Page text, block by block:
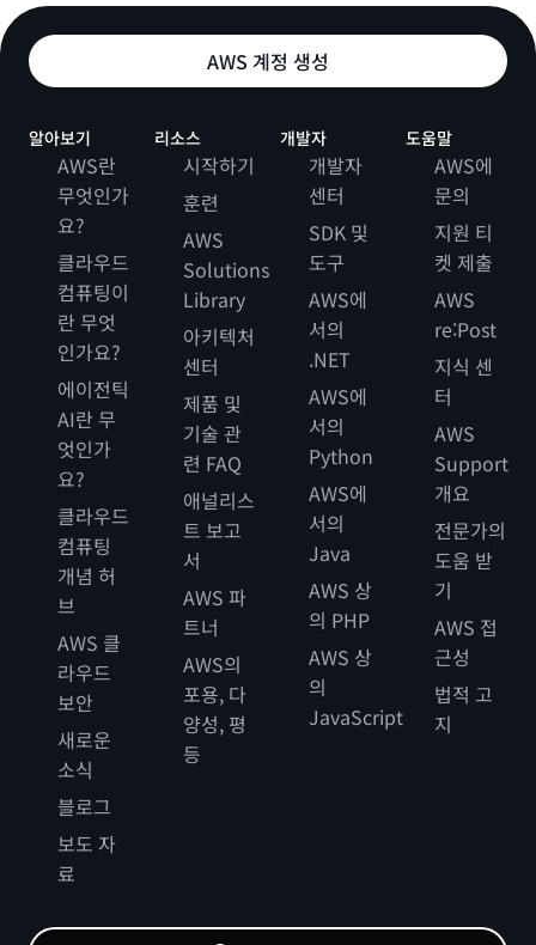
AWS 계정 생성
알아보기
AWS란
무엇인가
요?
클라우드
컴퓨팅이
란 무엇
인가요?
에이전틱
AI란 무
엇인가
요?
클라우드
컴퓨팅
개념 허
브
AWS 클
라우드
보안
새로운
소식
블로그
보도 자
료
리소스
시작하기
훈련
AWS
Solutions
Library
아키텍처
센터
제품 및
기술 관
련 FAQ
애널리스
트 보고
서
AWS 파
트너
AWS의
포용, 다
양성, 평
등
개발자
개발자
센터
SDK 및
도구
AWS에
서의
.NET
AWS에
서의
Python
AWS에
서의
Java
AWS 상
의 PHP
AWS 상
의
JavaScript
도움말
AWS에
문의
지원 티
켓 제출
AWS
re:Post
지식 센
터
AWS
Support
개요
전문가의
도움 받
기
AWS 접
근성
법적 고
지